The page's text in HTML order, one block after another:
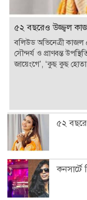
৫২ বছরেও উজ্জ্বল
বলিউড অভিনেত্রী
সৌন্দর্য ও প্রাণবন্ত
জায়েংগে’, ‘কুছ কুছ হোতা
৫২
কনসার্টে